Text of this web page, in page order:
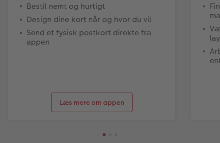
Bestil nemt og hurtigt
Design dine kort når og hvor du vil
Send et fysisk postkort direkte fra
appen
Læs mere om appen